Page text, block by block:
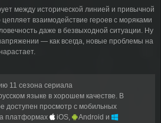
между исторической линией и привычной
взаимодействие героев с моряками
даже в безвыходной ситуации. Ну
— как всегда, новые проблемы на
11 сезона сериала
языке в хорошем качестве. В
доступен просмотр с мобильных
платформах
iOS,
Android и